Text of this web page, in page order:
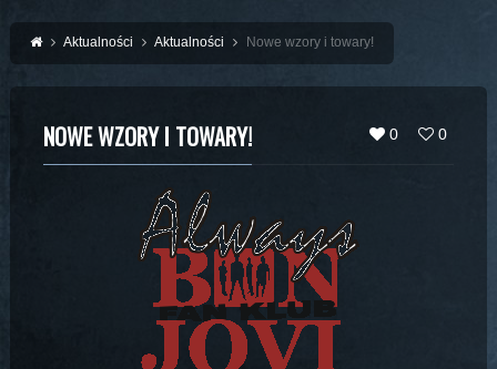
Aktualności Aktualności Nowe wzory i towary!
0 0
NOWE WZORY I TOWARY!